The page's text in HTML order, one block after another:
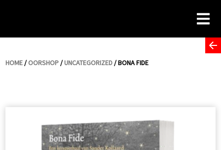
HOME/OORSHOP/UNCATEGORIZED/ BONA FIDE